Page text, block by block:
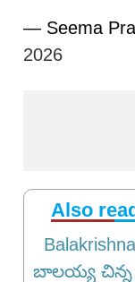
— Seema
2026
Also
బాలయ్య చిన్న